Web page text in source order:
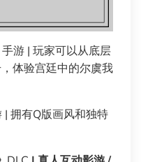
游 | 玩家可以从底层
体验宫廷中的尔虞我
| 拥有Q版画风和独特